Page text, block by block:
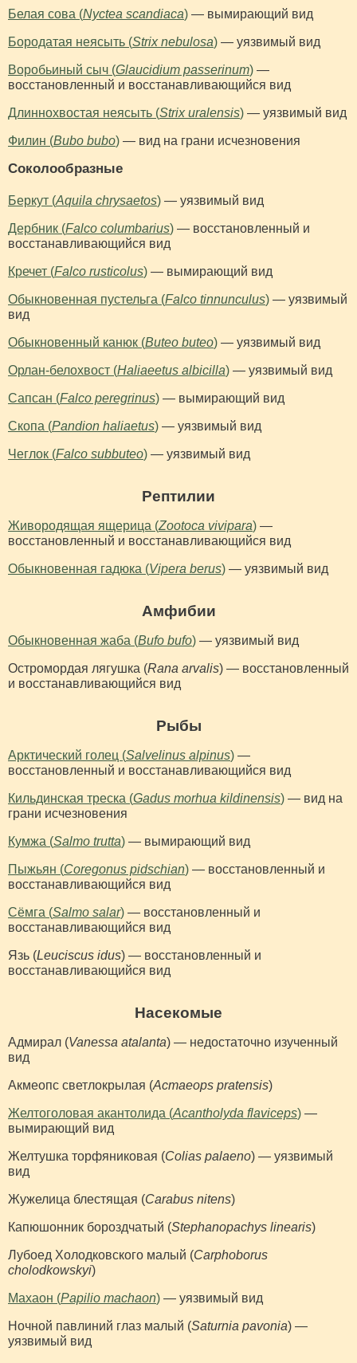
Белая сова (Nyctea scandiaca) — вымирающий вид
Бородатая неясыть (Strix nebulosa) — уязвимый вид
Воробьиный сыч (Glaucidium passerinum) —
восстановленный и восстанавливающийся вид
Длиннохвостая неясыть (Strix uralensis) — уязвимый вид
Филин (Bubo bubo) — вид на грани исчезновения
Соколообразные
Беркут (Aquila chrysaetos) — уязвимый вид
Дербник (Falco columbarius) — восстановленный и
восстанавливающийся вид
Кречет (Falco rusticolus) — вымирающий вид
Обыкновенная пустельга (Falco tinnunculus) — уязвимый
вид
Обыкновенный канюк (Buteo buteo) — уязвимый вид
Орлан-белохвост (Haliaeetus albicilla) — уязвимый вид
Сапсан (Falco peregrinus) — вымирающий вид
Скопа (Pandion haliaetus) — уязвимый вид
Чеглок (Falco subbuteo) — уязвимый вид
Рептилии
Живородящая ящерица (Zootoca vivipara) —
восстановленный и восстанавливающийся вид
Обыкновенная гадюка (Vipera berus) — уязвимый вид
Амфибии
Обыкновенная жаба (Bufo bufo) — уязвимый вид
Остромордая лягушка (Rana arvalis) — восстановленный
и восстанавливающийся вид
Рыбы
Арктический голец (Salvelinus alpinus) —
восстановленный и восстанавливающийся вид
Кильдинская треска (Gadus morhua kildinensis) — вид на
грани исчезновения
Кумжа (Salmo trutta) — вымирающий вид
Пыжьян (Coregonus pidschian) — восстановленный и
восстанавливающийся вид
Сёмга (Salmo salar) — восстановленный и
восстанавливающийся вид
Язь (Leuciscus idus) — восстановленный и
восстанавливающийся вид
Насекомые
Адмирал (Vanessa atalanta) — недостаточно изученный
вид
Акмеопс светлокрылая (Acmaeops pratensis)
Желтоголовая акантолида (Acantholyda flaviceps) —
вымирающий вид
Желтушка торфяниковая (Colias palaeno) — уязвимый
вид
Жужелица блестящая (Carabus nitens)
Капюшонник бороздчатый (Stephanopachys linearis)
Лубоед Холодковского малый (Carphoborus
cholodkowskyi)
Махаон (Papilio machaon) — уязвимый вид
Ночной павлиний глаз малый (Saturnia pavonia) —
уязвимый вид